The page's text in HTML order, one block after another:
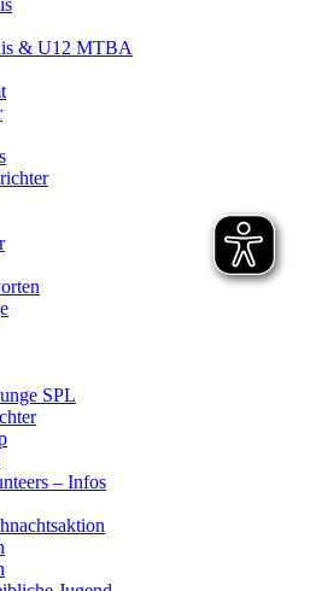
& U12 MTBA
SPL
– Infos